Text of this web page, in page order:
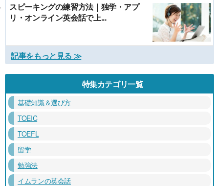
スピーキングの練習方法｜独学・アプ
リ・オンライン英会話で上...
記事をもっと見る ≫
特集カテゴリ一覧
基礎知識＆選び方
TOEIC
TOEFL
留学
勉強法
イムランの英会話